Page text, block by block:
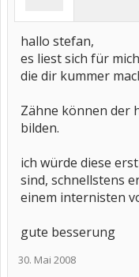
hallo stefan,
es liest sich für
die dir kummer
Zähne können der
bilden.
ich würde diese
sind, schnellstens
einem internisten
gute besserung
30. Mai 2008